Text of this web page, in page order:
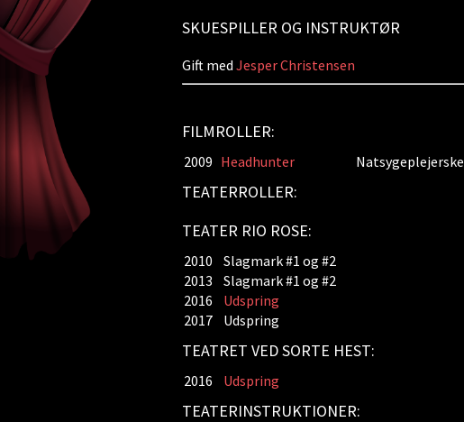
SKUESPILLER OG INSTRUKTØR
Gift med Jesper Christensen
FILMROLLER:
2009 Headhunter Natsygeplejerske
TEATERROLLER:
TEATER RIO ROSE:
2010
Slagmark #1 og #2
2013
Slagmark #1 og #2
2016
Udspring
2017
Udspring
TEATRET VED SORTE HEST:
2016 Udspring
TEATERINSTRUKTIONER: